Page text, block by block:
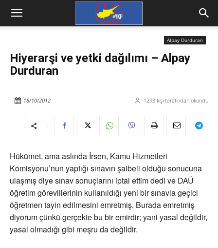
Alpay Durduran
Hiyerarşi ve yetki dağılımı – Alpay
Durduran
1293 kişi tarafından okundu
18/10/2012
Hükümet, ama aslında İrsen, Kamu Hizmetleri
Komisyonu’nun yaptığı sınavın şaibeli olduğu sonucuna
ulaşmış diye sınav sonuçlarını iptal ettim dedi ve DAÜ
öğretim görevlilerinin kullanıldığı yeni bir sınavla geçici
öğretmen tayin edilmesini emretmiş. Burada emretmiş
diyorum çünkü gerçekte bu bir emirdir; yani yasal değildir,
yasal olmadığı gibi meşru da değildir.